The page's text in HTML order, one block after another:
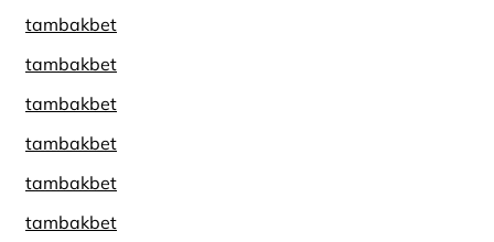
tambakbet
tambakbet
tambakbet
tambakbet
tambakbet
tambakbet